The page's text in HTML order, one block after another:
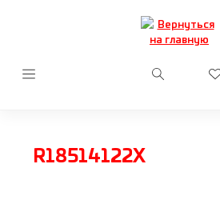
Перейти к основному содержанию
R18514122X